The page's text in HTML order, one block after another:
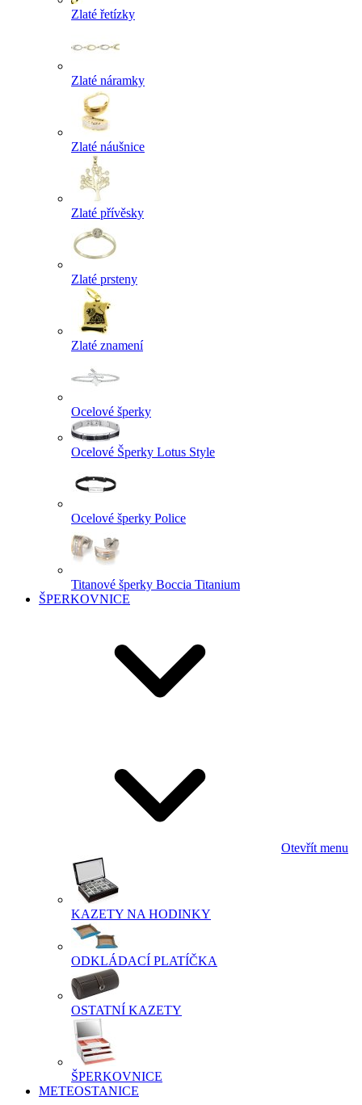
Zlaté řetízky
Zlaté náramky
Zlaté náušnice
Zlaté přívěsky
Zlaté prsteny
Zlaté znamení
Ocelové šperky
Ocelové Šperky Lotus Style
Ocelové šperky Police
Titanové šperky Boccia Titanium
ŠPERKOVNICE
Otevřít menu
KAZETY NA HODINKY
ODKLÁDACÍ PLATÍČKA
OSTATNÍ KAZETY
ŠPERKOVNICE
METEOSTANICE